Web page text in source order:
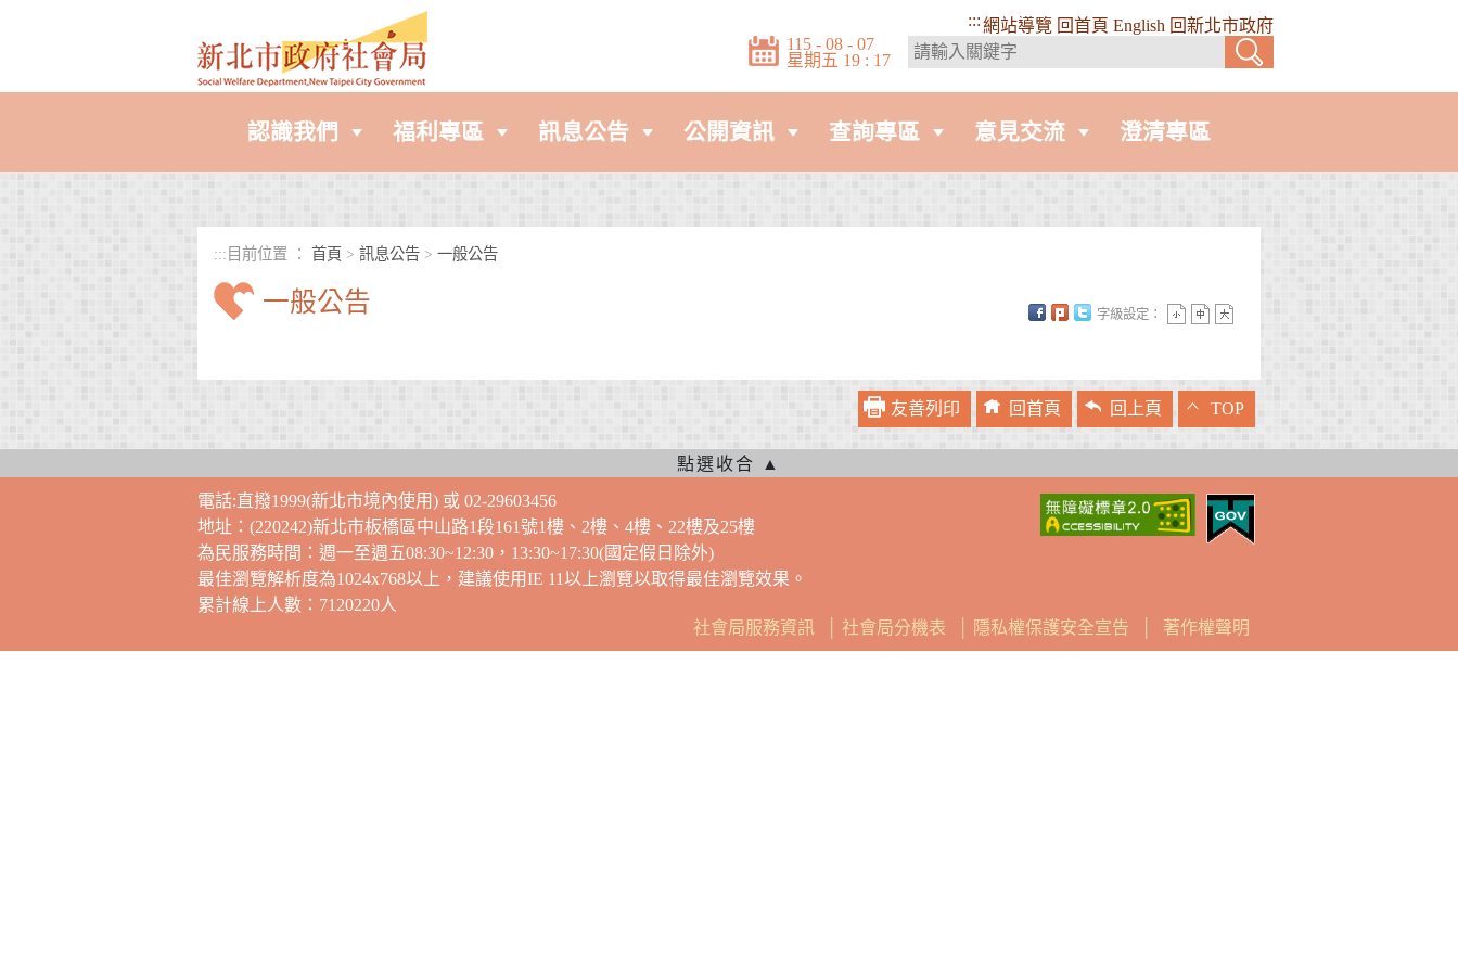
:::網站導覽 回首頁 English 回新北市政府
115 - 08 - 07
星期五 19 : 17
認識我們 福利專區 訊息公告 公開資訊 查詢專區 意見交流 澄清專區
::: 目前位置 ： 首頁 > 訊息公告 > 一般公告
一般公告 字級設定：
友善列印 回首頁 回上頁 TOP
社會局服務資訊 社會局分機表 隱私權保護安全宣告 著作權聲明
電話:直撥1999(新北市境內使用) 或 02-29603456
地址：(220242)新北市板橋區中山路1段161號1樓、2樓、4樓、22樓及25樓
為民服務時間：週一至週五08:30~12:30，13:30~17:30(國定假日除外)
最佳瀏覽解析度為1024x768以上，建議使用IE 11以上瀏覽以取得最佳瀏覽效果。
累計線上人數：7120220人